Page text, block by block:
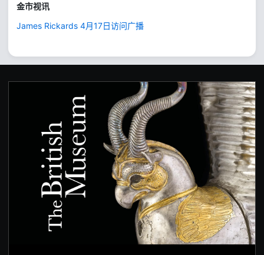
金市视讯
James Rickards 4月17日访问广播